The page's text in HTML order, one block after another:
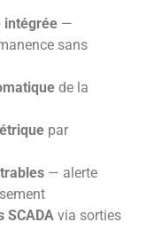
intégrée —
sans
de la
par
— alerte
SCADA via sorties